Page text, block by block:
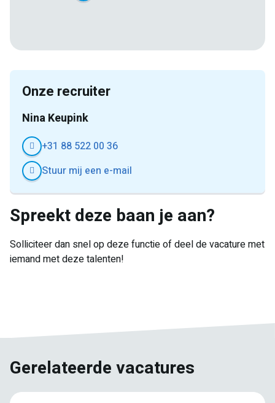
Onze recruiter
Nina Keupink
+31 88 522 00 36
Stuur mij een e-mail
Spreekt deze baan je aan?
Solliciteer dan snel op deze functie of deel de vacature met
iemand met deze talenten!
Gerelateerde vacatures